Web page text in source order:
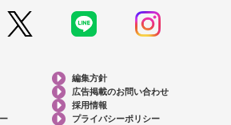
編集方針
広告掲載のお問い合わせ
採用情報
プライバシーポリシー